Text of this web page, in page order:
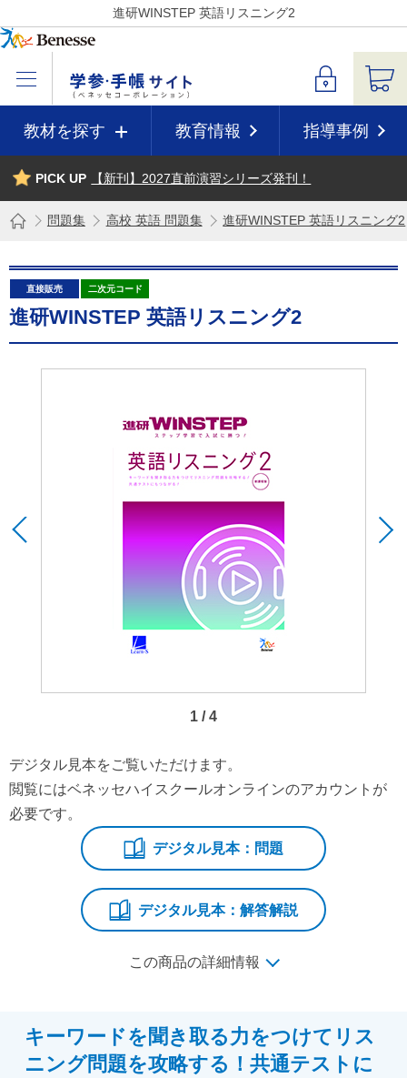
進研WINSTEP 英語リスニング2
教材を探す 教育情報 指導事例
PICK UP 【新刊】2027直前演習シリーズ発刊！
問題集 高校 英語 問題集 進研WINSTEP 英語リスニング2
直接販売 二次元コード
進研WINSTEP 英語リスニング2
1 / 4
デジタル見本をご覧いただけます。
閲覧にはベネッセハイスクールオンラインのアカウントが
必要です。
デジタル見本：問題
デジタル見本：解答解説
この商品の詳細情報
キーワードを聞き取る力をつけてリス
ニング問題を攻略する！共通テストに